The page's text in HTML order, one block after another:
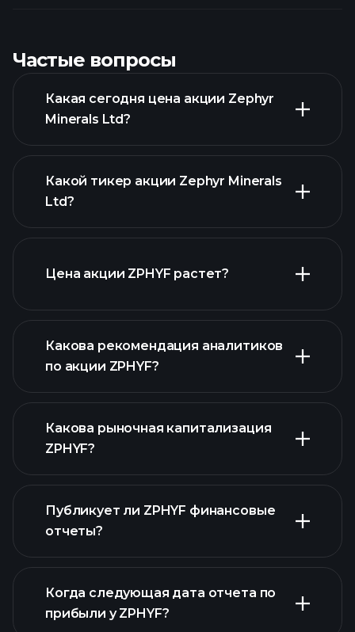
Частые вопросы
Какая сегодня цена акции Zephyr
Minerals Ltd?
Какой тикер акции Zephyr Minerals
Ltd?
Цена акции ZPHYF растет?
ZPHYF графике
Какова рекомендация аналитиков
по акции ZPHYF?
Какова рыночная капитализация
ZPHYF?
наш список акций
Публикует ли ZPHYF финансовые
отчеты?
финансовые отчеты ZPHYF
Когда следующая дата отчета по
прибыли у ZPHYF?